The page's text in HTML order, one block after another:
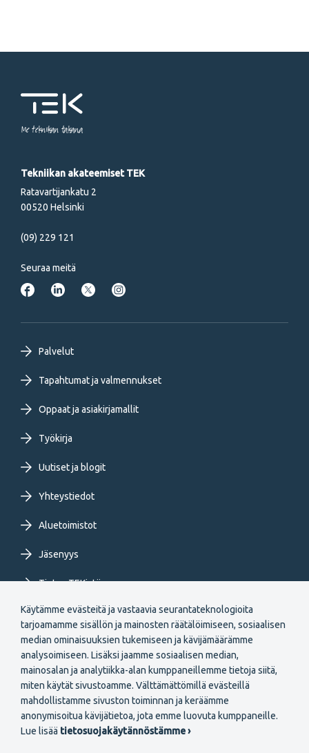
Käytämme evästeitä ja vastaavia seurantateknologioita
tarjoamamme sisällön ja mainosten räätälöimiseen, sosiaalisen
median ominaisuuksien tukemiseen ja kävijämäärämme
analysoimiseen. Lisäksi jaamme sosiaalisen median,
mainosalan ja analytiikka-alan kumppaneillemme tietoja siitä,
miten käytät sivustoamme. Välttämättömillä evästeillä
mahdollistamme sivuston toiminnan ja keräämme
anonymisoitua kävijätietoa, jota emme luovuta kumppaneille.
Lue lisää tietosuojakäytännöstämme ›
Me tekniikan takana
Tekniikan akateemiset TEK
Ratavartijankatu 2
00520 Helsinki
(09) 229 121
Seuraa meitä
Footer
primary
menu
FI
Palvelut
Tapahtumat ja valmennukset
Oppaat ja asiakirjamallit
Työkirja
Uutiset ja blogit
Yhteystiedot
Aluetoimistot
Jäsenyys
Tietoa TEKistä
Extranet
Secondary
Liity jäseneksi